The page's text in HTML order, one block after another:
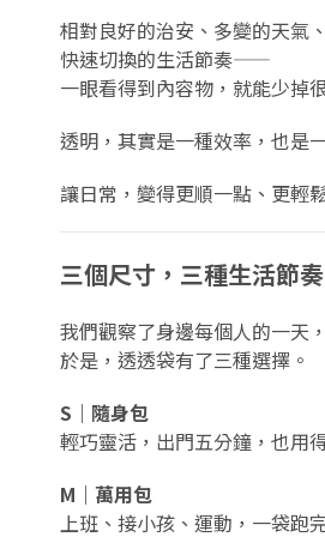
相對良好的治安、多變的天氣、
快速切換的生活節奏——
一眼看得到內容物，就能少掉
透明，其實是一種效率，也是
讓日常，變得更順一點、更輕
三個尺寸，三種生活節奏
我們觀察了身邊每個人的一天
於是，透透袋有了三種選擇。
S｜隨身包
輕巧靈活，出門五分鐘，也用
M｜萬用包
上班、接小孩、運動，一袋跑